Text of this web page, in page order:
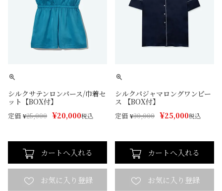
シルクサテンロンパース/巾着セ
ット【BOX付】
定価 ¥25,000 ¥20,000税込
カートへ入れる
シルクパジャマロングワンピー
ス 【BOX付】
定価 ¥30,000 ¥25,000税込
カートへ入れる